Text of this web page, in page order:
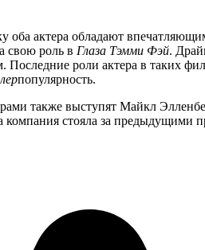
актера обладают
свою роль в Глаза Тэмми Фэй.
Последние роли актера в таких
популярность.
также выступят Майкл
стояла за предыдущими